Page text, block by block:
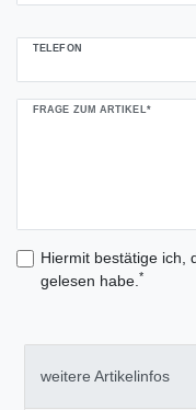
TELEFON
FRAGE ZUM ARTIKEL*
Hiermit bestätige ich,
gelesen habe. *
weitere Artikelinfos